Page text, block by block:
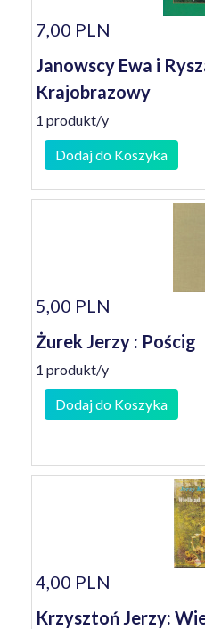
7,00 PLN
Janowscy Ewa i
Krajobrazowy
1 produkt/y
Dodaj do Koszyka
5,00 PLN
Żurek Jerzy : Pościg
1 produkt/y
Dodaj do Koszyka
4,00 PLN
Krzysztoń Jerzy: